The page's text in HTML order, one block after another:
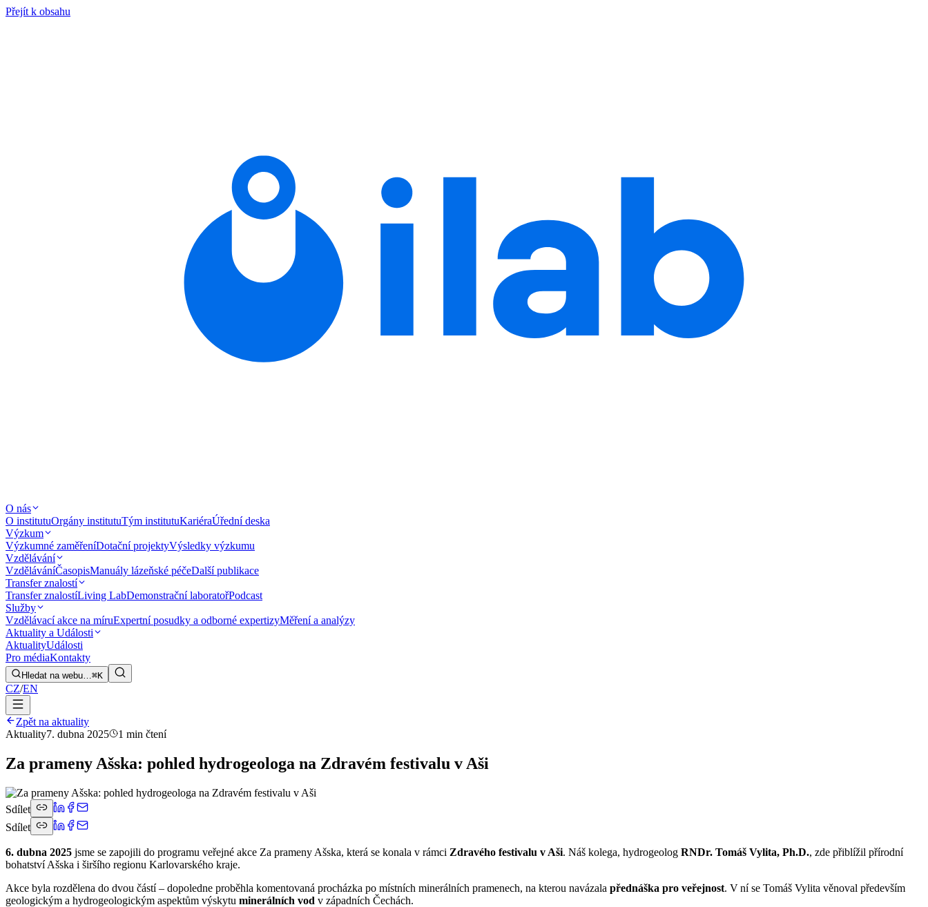
Přejít k obsahu
O nás
O institutuOrgány institutuTým institutuKariéraÚřední deska
Výzkum
Výzkumné zaměřeníDotační projektyVýsledky výzkumu
Vzdělávání
VzděláváníČasopisManuály lázeňské péčeDalší publikace
Transfer znalostí
Transfer znalostíLiving LabDemonstrační laboratořPodcast
Služby
Vzdělávací akce na míruExpertní posudky a odborné expertizyMěření a analýzy
Aktuality a Události
AktualityUdálosti
Pro médiaKontakty
Hledat na webu…⌘K
CZ/EN
Zpět na aktuality
Aktuality7. dubna 2025 1 min čtení
Za prameny Ašska: pohled hydrogeologa na Zdravém festivalu v Aši
Sdílet
Sdílet
6. dubna 2025 jsme se zapojili do programu veřejné akce Za prameny Ašska, která se konala v rámci Zdravého festivalu v Aši. Náš kolega, hydrogeolog RNDr. Tomáš Vylita, Ph.D., zde přiblížil přírodní
bohatství Ašska i širšího regionu Karlovarského kraje.
Akce byla rozdělena do dvou částí – dopoledne proběhla komentovaná procházka po místních minerálních pramenech, na kterou navázala přednáška pro veřejnost. V ní se Tomáš Vylita věnoval především
geologickým a hydrogeologickým aspektům výskytu minerálních vod v západních Čechách.